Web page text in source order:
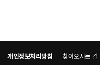
개인정보처리방침 찾아오시는 길